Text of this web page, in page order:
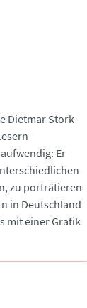
Dietmar Stork
Er
zu porträtieren
in Deutschland
mit einer Grafik